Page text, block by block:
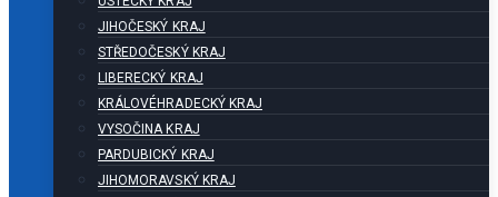
JIHOČESKÝ KRAJ
STŘEDOČESKÝ KRAJ
LIBERECKÝ KRAJ
KRÁLOVÉHRADECKÝ KRAJ
VYSOČINA KRAJ
PARDUBICKÝ KRAJ
JIHOMORAVSKÝ KRAJ